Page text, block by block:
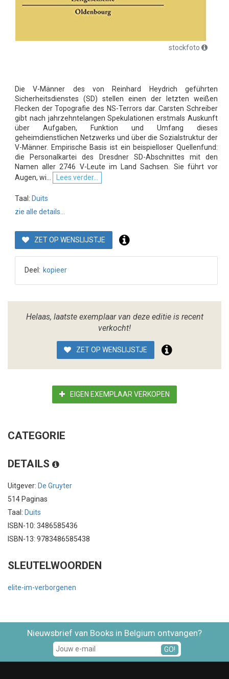
stockfoto
Die V-Männer des von Reinhard Heydrich geführten
Sicherheitsdienstes (SD) stellen einen der letzten weißen
Flecken der Topografie des NS-Terrors dar. Carsten Schreiber
gibt nach jahrzehntelangen Spekulationen erstmals Auskunft
über Aufgaben, Funktion und Umfang dieses
geheimdienstlichen Netzwerks und über die Sozialstruktur der
V-Männer. Empirische Basis ist ein beispielloser Quellenfund:
die Personalkartei des Dresdner SD-Abschnittes mit den
Namen aller 2746 V-Leute im Land Sachsen. Sie führt vor
Augen, wi...
Lees verder...
Taal: Duits
zie alle details...
ZET OP WENSLIJSTJE
Deel: kopieer
Helaas, laatste exemplaar van deze editie is recent
verkocht!
ZET OP WENSLIJSTJE
EIGEN EXEMPLAAR VERKOPEN
CATEGORIE
DETAILS
Uitgever: De Gruyter
514 Paginas
Taal: Duits
ISBN-10: 3486585436
ISBN-13: 9783486585438
SLEUTELWOORDEN
elite-im-verborgenen
Nieuwsbrief van Books in Belgium ontvangen?
GO!